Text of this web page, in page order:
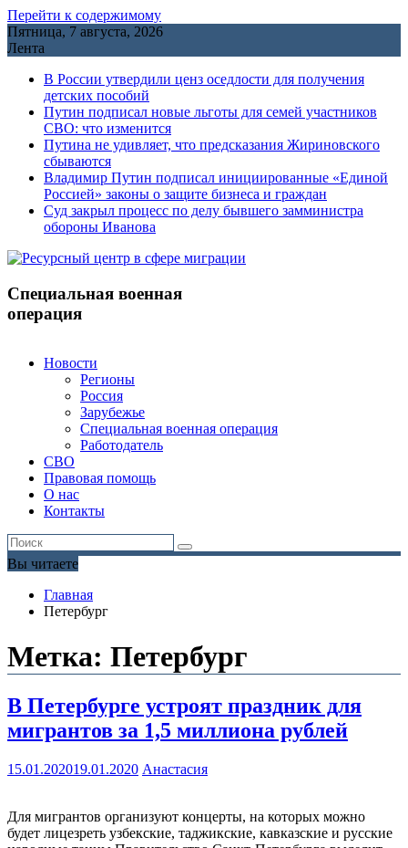
Перейти к содержимому
Пятница, 7 августа, 2026
Лента
В России утвердили ценз оседлости для получения
детских пособий
Путин подписал новые льготы для семей участников
СВО: что изменится
Путина не удивляет, что предсказания Жириновского
сбываются
Владимир Путин подписал инициированные «Единой
Россией» законы о защите бизнеса и граждан
Cуд закрыл процесс по делу бывшего замминистра
обороны Иванова
Специальная военная
операция
Новости
Регионы
Россия
Зарубежье
Специальная военная операция
Работодатель
СВО
Правовая помощь
О нас
Контакты
Вы читаете
Главная
Петербург
Метка: Петербург
В Петербурге устроят праздник для
мигрантов за 1,5 миллиона рублей
15.01.202019.01.2020 Анастасия
Для мигрантов организуют концерты, на которых можно
будет лицезреть узбекские, таджикские, кавказские и русские